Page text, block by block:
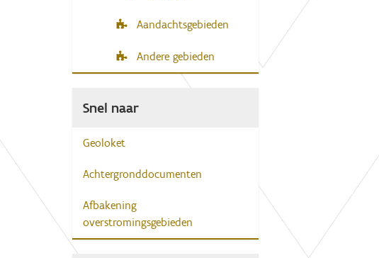
Aandachtsgebieden
Andere gebieden
Snel naar
Geoloket
Achtergronddocumenten
Afbakening
overstromingsgebieden